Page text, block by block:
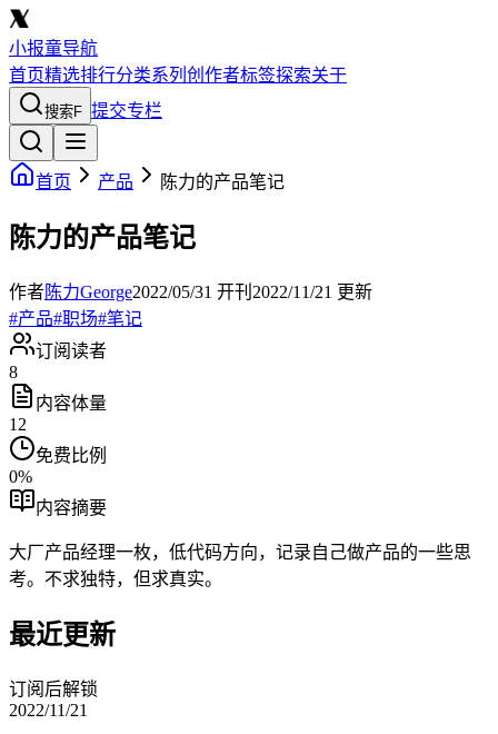
小报童导航
首页精选排行分类系列 创作者标签探索关于
搜索F 提交专栏
首页 产品 陈力的产品笔记
陈力的产品笔记
作者陈力George2022/05/31 开刊 2022/11/21 更新
#产品#职场#笔记
订阅读者
8
内容体量
12
免费比例
0%
内容摘要
大厂产品经理一枚，低代码方向，记录自己做产品的一些思
考。不求独特，但求真实。
最近更新
订阅后解锁
2022/11/21